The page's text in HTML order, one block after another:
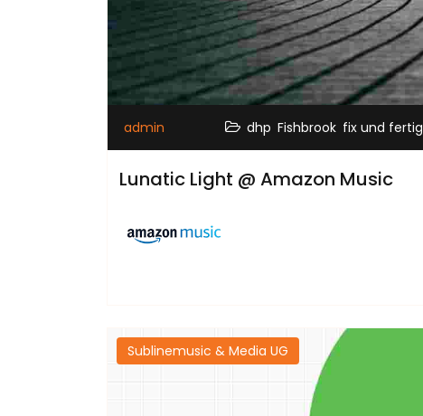
admin dhp Fishbrook fix und fertig
Lunatic Light @ Amazon Music
Sublinemusic & Media UG